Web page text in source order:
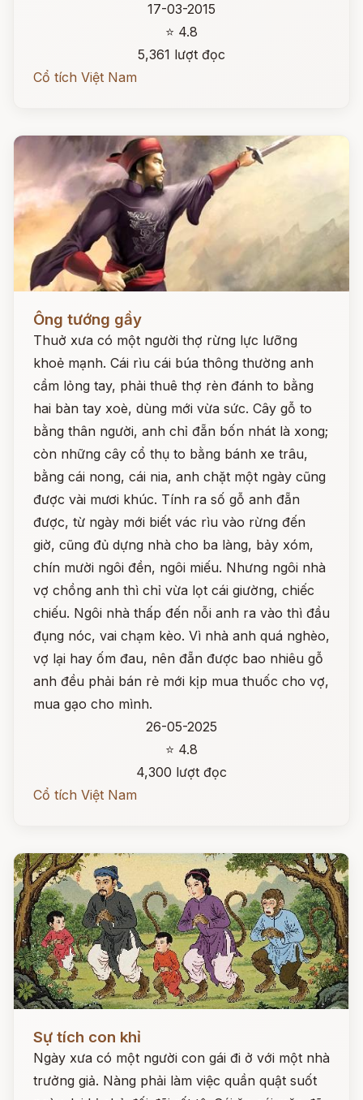
17-03-2015
⭐ 4.8
5,361 lượt đọc
Cổ tích Việt Nam
Đọc ngay
Ông tướng gầy
Thuở xưa có một người thợ rừng lực lưỡng
khoẻ mạnh. Cái rìu cái búa thông thường anh
cầm lỏng tay, phải thuê thợ rèn đánh to bằng
hai bàn tay xoè, dùng mới vừa sức. Cây gỗ to
bằng thân người, anh chỉ đẵn bốn nhát là xong;
còn những cây cổ thụ to bằng bánh xe trâu,
bằng cái nong, cái nia, anh chặt một ngày cũng
được vài mươi khúc. Tính ra số gỗ anh đẵn
được, từ ngày mới biết vác rìu vào rừng đến
giờ, cũng đủ dựng nhà cho ba làng, bảy xóm,
chín mười ngôi đền, ngôi miếu. Nhưng ngôi nhà
vợ chồng anh thì chỉ vừa lọt cái giường, chiếc
chiếu. Ngôi nhà thấp đến nỗi anh ra vào thì đầu
đụng nóc, vai chạm kèo. Vì nhà anh quá nghèo,
vợ lại hay ốm đau, nên đẵn được bao nhiêu gỗ
anh đều phải bán rẻ mới kịp mua thuốc cho vợ,
mua gạo cho mình.
26-05-2025
⭐ 4.8
4,300 lượt đọc
Cổ tích Việt Nam
Sự tích con khỉ
Ngày xưa có một người con gái đi ở với một nhà
trưởng giả. Nàng phải làm việc quần quật suốt